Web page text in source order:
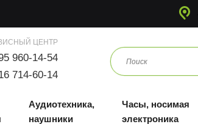
ЦЕНТР
960-14-54
714-60-14
Аудиотехника,
наушники
Часы, носимая
электроника